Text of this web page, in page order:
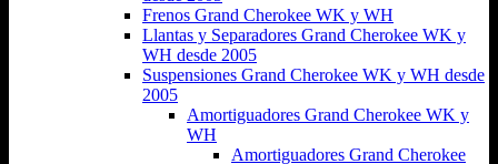
Frenos Grand Cherokee WK y WH
Llantas y Separadores Grand Cherokee WK y
WH desde 2005
Suspensiones Grand Cherokee WK y WH desde
2005
Amortiguadores Grand Cherokee WK y
WH
Amortiguadores Grand Cherokee